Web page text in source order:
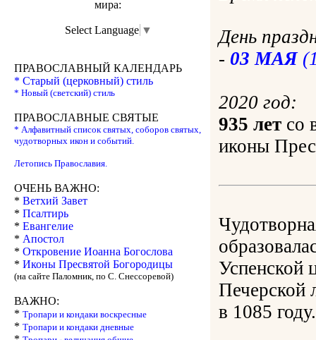
мира:
Select Language ▼
ПРАВОСЛАВНЫЙ КАЛЕНДАРЬ
* Старый (церковный) стиль
* Новый (светский) стиль
ПРАВОСЛАВНЫЕ СВЯТЫЕ
* Алфавитный список святых, соборов святых,
чудотворных икон и событий.
Летопись Православия.
ОЧЕНЬ ВАЖНО:
* Ветхий Завет
* Псалтирь
* Евангелие
* Апостол
* Откровение Иоанна Богослова
* Иконы Пресвятой Богородицы
(на сайте Паломник, по С. Снессоревой)
ВАЖНО:
* Тропари и кондаки воскресные
* Тропари и кондаки дневные
День
- 03 МАЯ
2020 год:
935 лет со
иконы
Успенской
Печерской
в 1085 году.